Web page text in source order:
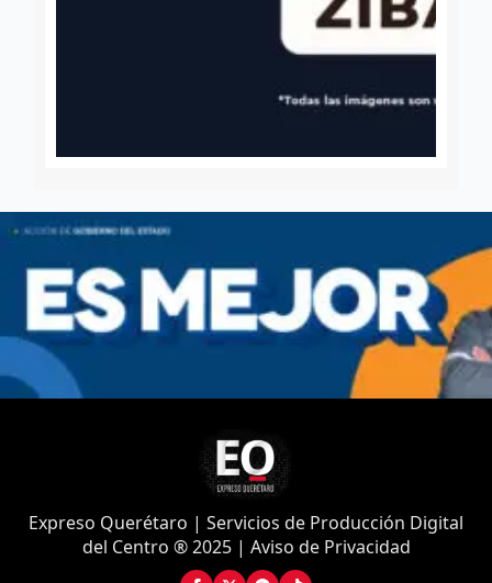
Expreso Querétaro | Servicios de Producción Digital
del Centro ® 2025 | Aviso de Privacidad